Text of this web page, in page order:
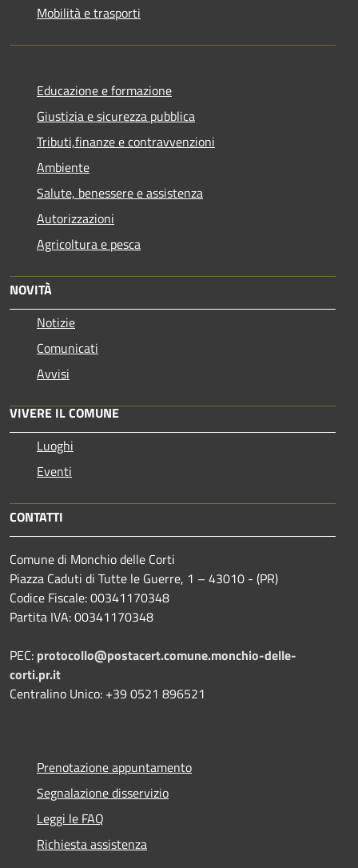
Mobilità e trasporti
Educazione e formazione
Giustizia e sicurezza pubblica
Tributi,finanze e contravvenzioni
Ambiente
Salute, benessere e assistenza
Autorizzazioni
Agricoltura e pesca
NOVITÀ
Notizie
Comunicati
Avvisi
VIVERE IL COMUNE
Luoghi
Eventi
CONTATTI
Comune di Monchio delle Corti
Piazza Caduti di Tutte le Guerre, 1 – 43010 - (PR)
Codice Fiscale: 00341170348
Partita IVA: 00341170348
PEC: protocollo@postacert.comune.monchio-delle-
corti.pr.it
Centralino Unico: +39 0521 896521
Prenotazione appuntamento
Segnalazione disservizio
Leggi le FAQ
Richiesta assistenza